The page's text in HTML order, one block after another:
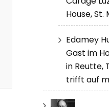
House, St.
Edamey
Gast im
in Reutte,
trifft auf